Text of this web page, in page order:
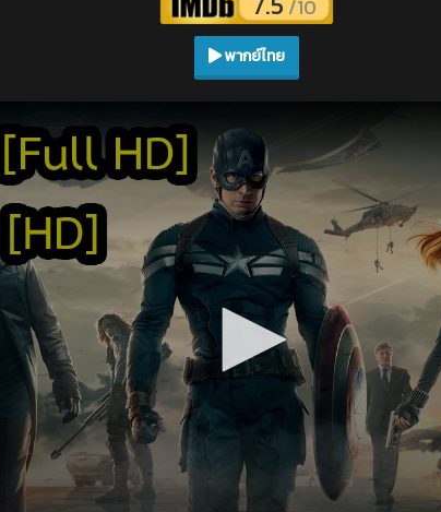
/10
พากย์ไทย